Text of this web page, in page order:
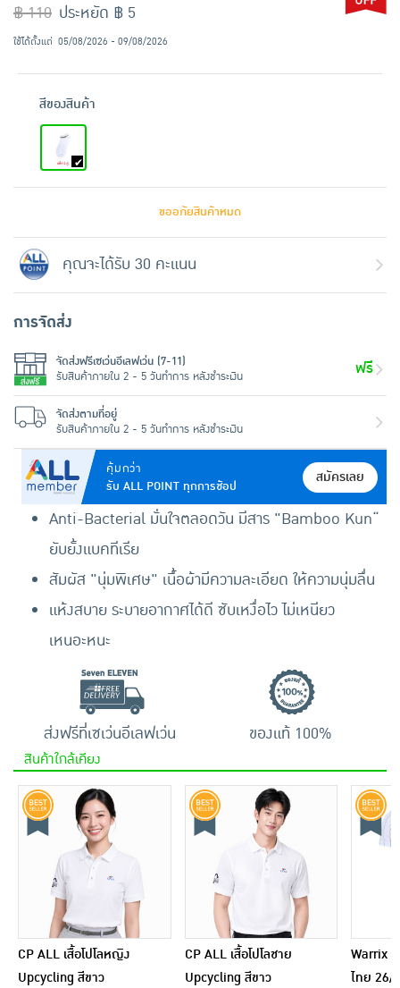
คุ้มกว่า
รับ ALL POINT ทุกการช้อป
สมัครเลย
Anti-Bacterial มั่นใจตลอดวัน มีสาร "Bamboo Kun“
ยับยั้งแบคทีเรีย
สัมผัส "นุ่มพิเศษ" เนื้อผ้ามีความละเอียด ให้ความนุ่มลื่น
แห้งสบาย ระบายอากาศได้ดี ซับเหงื่อไว ไม่เหนียว
เหนอะหนะ
฿ 110 ประหยัด ฿ 5
ใช้ได้ตั้งแต่ 05/08/2026 - 09/08/2026
สีของสินค้า
ขออภัยสินค้าหมด
คุณจะได้รับ 30 คะแนน
การจัดส่ง
จัดส่งฟรีเซเว่นอีเลฟเว่น (7-11)
รับสินค้าภายใน 2 - 5 วันทำการ หลังชำระเงิน
ฟรี
จัดส่งตามที่อยู่
รับสินค้าภายใน 2 - 5 วันทำการ หลังชำระเงิน
ส่งฟรีที่เซเว่นอีเลฟเว่น ของแท้ 100%
สินค้าใกล้เคียง
CP ALL เสื้อโปโลหญิง
Upcycling สีขาว
CP ALL เสื้อโปโลชาย
Upcycling สีขาว
Warrix
ไทย 26/